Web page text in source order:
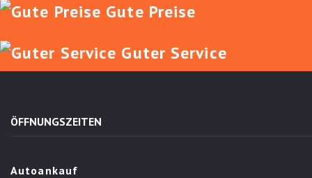
Gute Preise
Guter Service
ÖFFNUNGSZEITEN
Autoankauf